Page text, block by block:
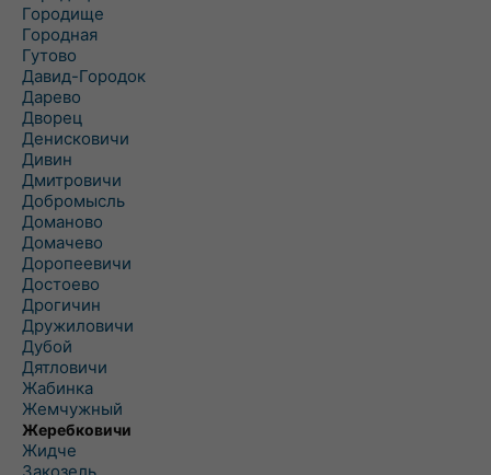
Городище
Городная
Гутово
Давид-Городок
Дарево
Дворец
Денисковичи
Дивин
Дмитровичи
Добромысль
Доманово
Домачево
Доропеевичи
Достоево
Дрогичин
Дружиловичи
Дубой
Дятловичи
Жабинка
Жемчужный
Жеребковичи
Жидче